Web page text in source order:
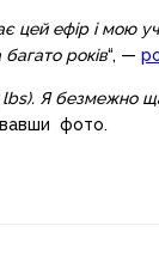
цей ефір і мою
років“, —
Я безмежно
фото.